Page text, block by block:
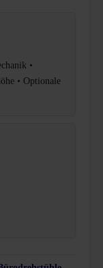
•
• Optionale